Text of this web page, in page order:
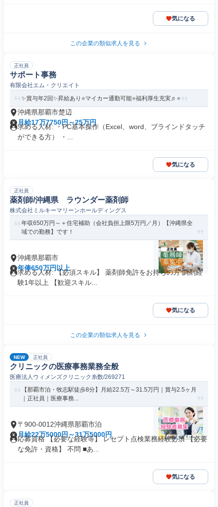
気になる
この企業の類似求人を見る
正社員
サポート事務
有限会社エム・クリエイト
✨賞与年2回✨昇給あり⭐️マイカー通勤可能⭐️福利厚生充実♬⭐️
沖縄県那覇市楚辺
月給17万7750円～25万円
求める人材: ・PC基本操作（Excel、word、ブラインドタッチ
ができる方） ・...
気になる
正社員
薬剤師/沖縄県 ラウンダー薬剤師
株式会社ミルキーマリーンホールディングス
年収650万円～＋住宅補助（会社負担上限5万円／月）【沖縄県全
域での勤務】です！
沖縄県那覇市
年俸650万円以上
求める人材: 【必須スキル】 薬剤師免許をお持ちの方 調剤経
験1年以上 【歓迎スキル...
気になる
この企業の類似求人を見る
NEW 正社員
クリニックの医療事務業務全般
医療法人ウィメンズクリニック糸数/269271
【那覇市泊・牧志駅徒歩8分】月給22.5万～31.5万円｜賞与2.5ヶ月
｜正社員｜医療事務...
〒900-0012沖縄県那覇市泊
月給22万5000円～31万5000円
応募資格 【必要な経験等】 レセプト点検業務経験必須 【必要
な免許・資格】 不問 ■あ...
気になる
正社員